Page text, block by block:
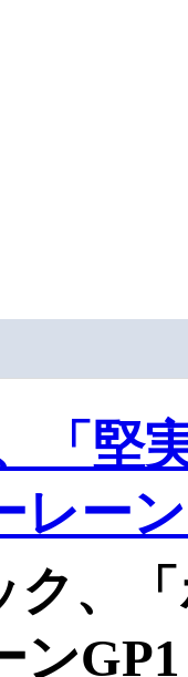
「堅
レー
ク、
ン